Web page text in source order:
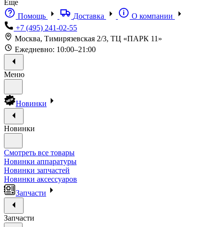
Еще
Помощь
Доставка
О компании
+7 (495) 241-02-55
Москва, Тимирязевская 2/3, ТЦ «ПАРК 11»
Ежедневно: 10:00–21:00
Меню
Новинки
Новинки
Смотреть все товары
Новинки аппаратуры
Новинки запчастей
Новинки аксессуаров
Запчасти
Запчасти